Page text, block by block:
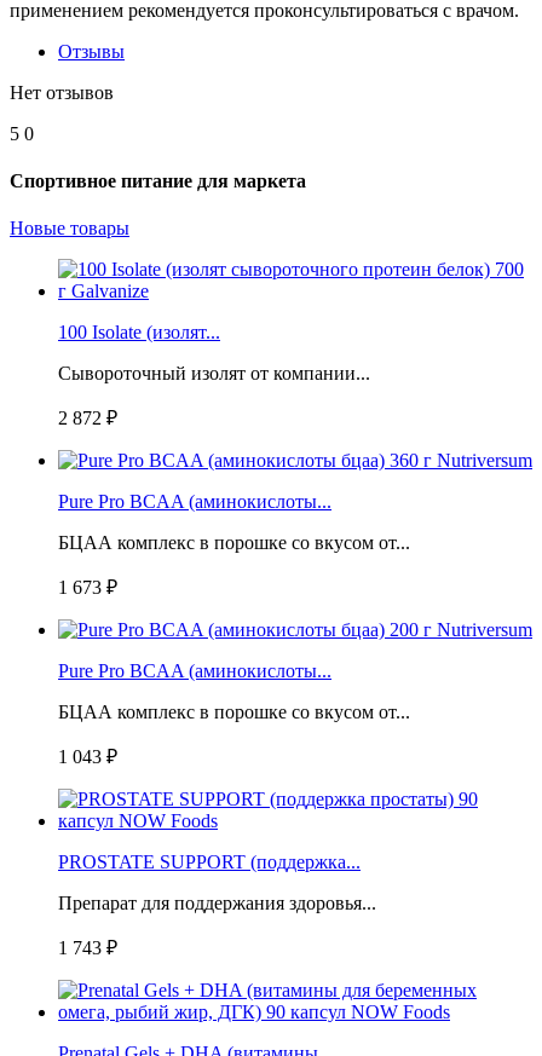
применением рекомендуется проконсультироваться с врачом.
Отзывы
Нет отзывов
5 0
Спортивное питание для маркета
Новые товары
100 Isolate (изолят...
Сывороточный изолят от компании...
2 872 ₽
Pure Pro BCAA (аминокислоты...
БЦАА комплекс в порошке со вкусом от...
1 673 ₽
Pure Pro BCAA (аминокислоты...
БЦАА комплекс в порошке со вкусом от...
1 043 ₽
PROSTATE SUPPORT (поддержка...
Препарат для поддержания здоровья...
1 743 ₽